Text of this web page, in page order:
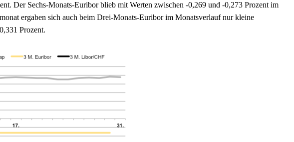
Der Sechs-Monats-Euribor blieb mit Werten zwischen -0,269 und -0,273 Prozent im
ergaben sich auch beim Drei-Monats-Euribor im Monatsverlauf nur kleine
Prozent.